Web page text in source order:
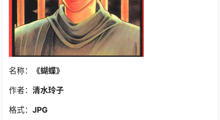
名称： 《蝴蝶》
作者： 清水玲子
格式： JPG